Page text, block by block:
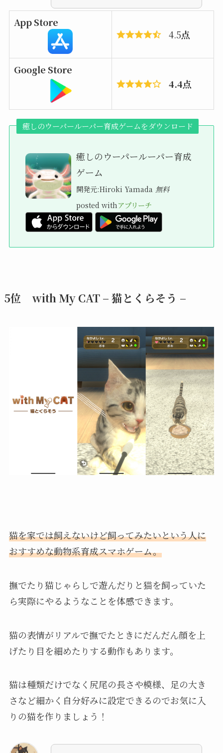
App Store
4.5点
Google Store
4.4点
癒しのウーパールーパー育成ゲームをダウンロード
癒しのウーパールーパー育成
ゲーム
開発元:Hiroki Yamada 無料
posted with アプリーチ
5位 with My CAT – 猫とくらそう –
猫を家では飼えないけど飼ってみたいという人に
おすすめな動物系育成スマホゲーム。
撫でたり猫じゃらしで遊んだりと猫を飼っていた
ら実際にやるようなことを体感できます。
猫の表情がリアルで撫でたときにだんだん顔を上
げたり目を細めたりする動作もあります。
猫は種類だけでなく尻尾の長さや模様、足の大き
さなど細かく自分好みに設定できるのでお気に入
りの猫を作りましょう！